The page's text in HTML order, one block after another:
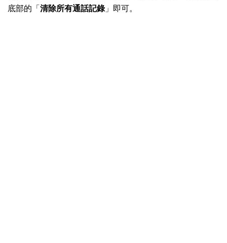
底部的「 清除所有通話記錄」即可。